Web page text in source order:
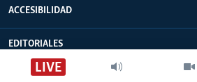
LIVE
ACCESIBILIDAD
EDITORIALES